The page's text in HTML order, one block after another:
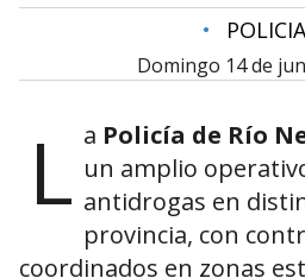
•
domingo 14 de
L a Policía de Río
un amplio
antidrogas en
provincia, con
coordinados en zonas